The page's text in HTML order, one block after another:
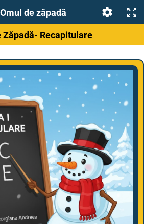
de zăpadă
Zăpadă- Recapitulare